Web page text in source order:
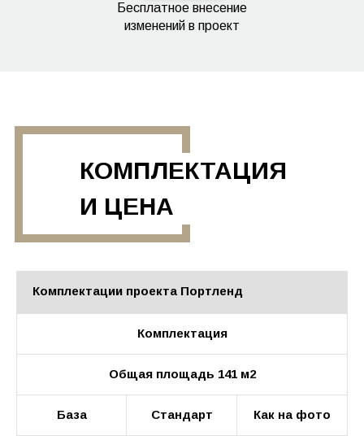
Бесплатное внесение
изменений в проект
КОМПЛЕКТАЦИЯ
И ЦЕНА
Комплектации проекта Портленд
Комплектация
Общая площадь 141 м2
База Стандарт Как на фото